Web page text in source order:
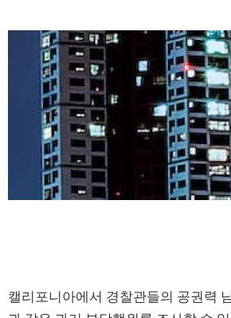
캘리포니아에서 경찰관들의 공권력